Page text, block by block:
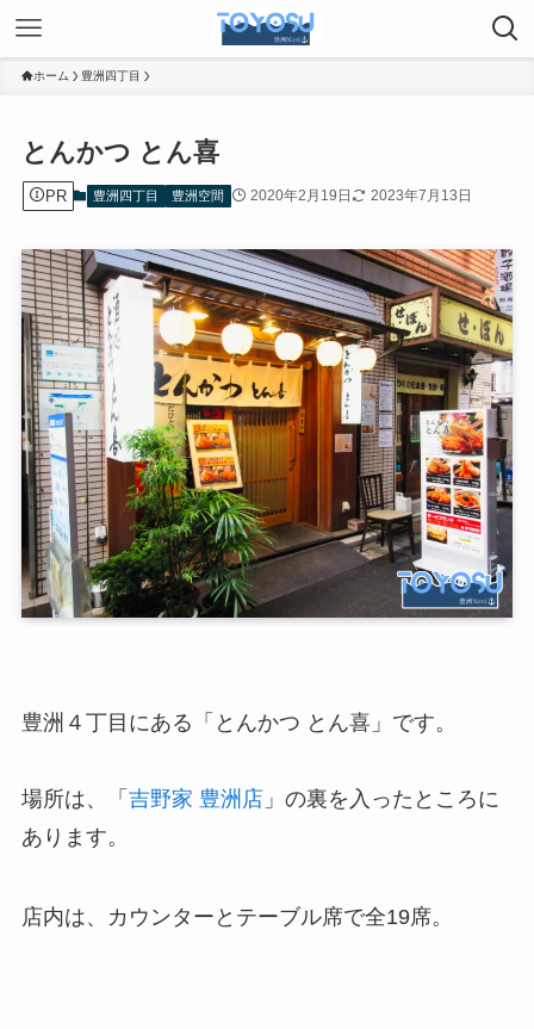
ホーム 豊洲四丁目
とんかつ とん喜
PR 豊洲四丁目 豊洲空間 2020年2月19日 2023年7月13日
豊洲４丁目にある「とんかつ とん喜」です。
場所は、「 吉野家 豊洲店」の裏を入ったところに
あります。
店内は、カウンターとテーブル席で全19席。